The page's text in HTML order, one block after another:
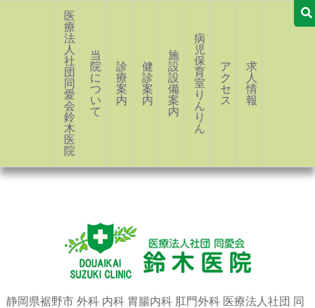
医
療
法
人
社
団
同
愛
会
鈴
木
医
院
当
院
に
つ
い
て
診
療
案
内
健
診
案
内
施
設・
設
備
案
内
病
児
保
育
室
り
ん
り
ん
ア
ク
セ
ス
求
人
情
報
静岡県裾野市 外科 内科 胃腸内科 肛門外科 医療法人社団 同